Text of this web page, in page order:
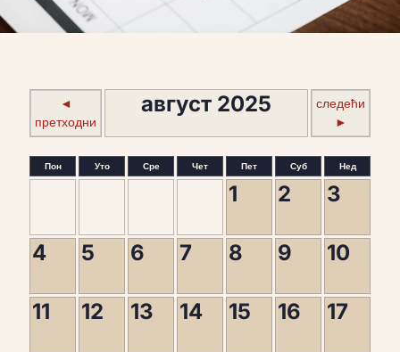
◄
претходни
август 2025
следећи
►
Пон Уто Сре Чет Пет Суб Нед
1 2 3
4 5 6 7 8 9 10
11 12 13 14 15 16 17